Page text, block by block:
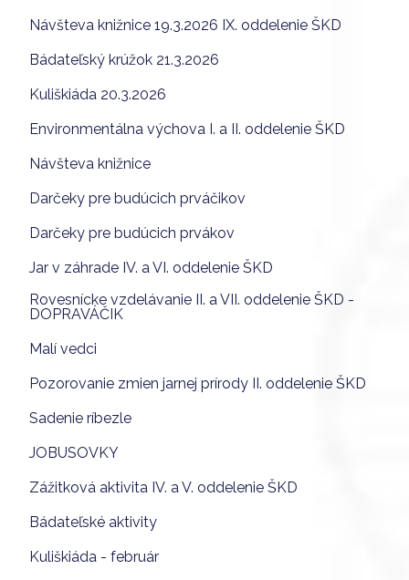
Návšteva knižnice 19.3.2026 IX. oddelenie ŠKD
Bádateľský krúžok 21.3.2026
Kuliškiáda 20.3.2026
Environmentálna výchova I. a II. oddelenie ŠKD
Návšteva knižnice
Darčeky pre budúcich prváčikov
Darčeky pre budúcich prvákov
Jar v záhrade IV. a VI. oddelenie ŠKD
Rovesnícke vzdelávanie II. a VII. oddelenie ŠKD -
DOPRAVÁČIK
Malí vedci
Pozorovanie zmien jarnej prírody II. oddelenie ŠKD
Sadenie ríbezle
JOBUSOVKY
Zážitková aktivita IV. a V. oddelenie ŠKD
Bádateľské aktivity
Kuliškiáda - február